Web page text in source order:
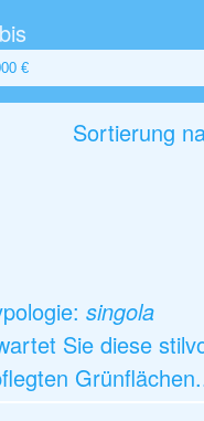
Sortierung
singola
Sie diese